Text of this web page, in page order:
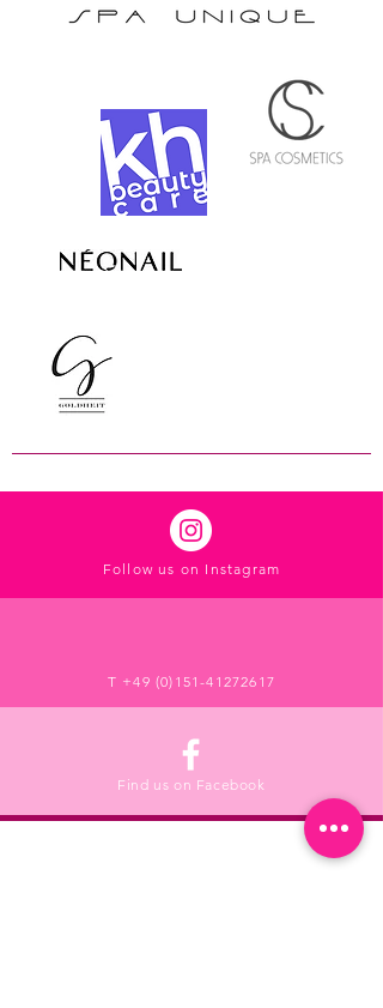
Follow us on Instagram
T +49 (0)151-41272617
Find us on Facebook